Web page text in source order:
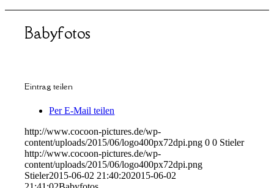
Babyfotos
Eintrag teilen
Per E-Mail teilen
http://www.cocoon-pictures.de/wp-
content/uploads/2015/06/logo400px72dpi.png 0 0 Stieler
http://www.cocoon-pictures.de/wp-
content/uploads/2015/06/logo400px72dpi.png
Stieler2015-06-02 21:40:202015-06-02